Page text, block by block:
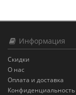
Информация
Скидки
О нас
Оплата и доставка
Конфиденциальность